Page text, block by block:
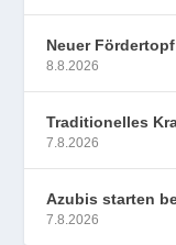
Neuer
8.8.2026
Traditionelles
7.8.2026
Azubis starten
7.8.2026